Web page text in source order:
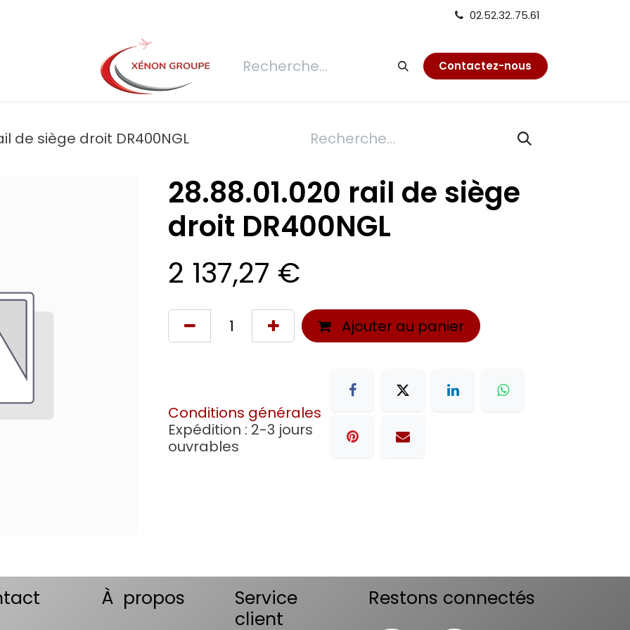
02.52.32..75.61
Demande de devis Connexion Réfection Contactez-nous
de siège droit DR400NGL
28.88.01.020 rail de siège
droit DR400NGL
2 137,27 €
Ajouter au panier
Conditions générales
Expédition : 2-3 jours
ouvrables
À propos
Service
client
Restons connectés